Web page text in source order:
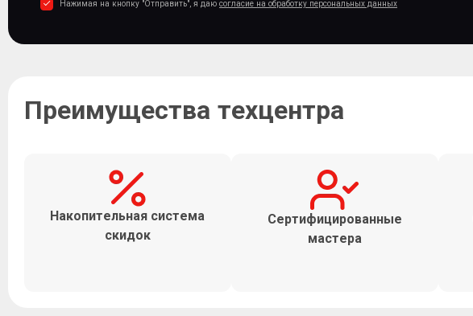
Нажимая на кнопку "Отправить", я даю согласие на обработку персональных данных
Преимущества техцентра
Накопительная система
скидок
Сертифицированные
мастера